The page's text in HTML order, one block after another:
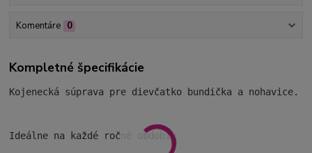
Komentáre 0
Kompletné špecifikácie
Kojenecká súprava pre dievčatko bundička a nohavice.
Ideálne na každé ročné obdobie